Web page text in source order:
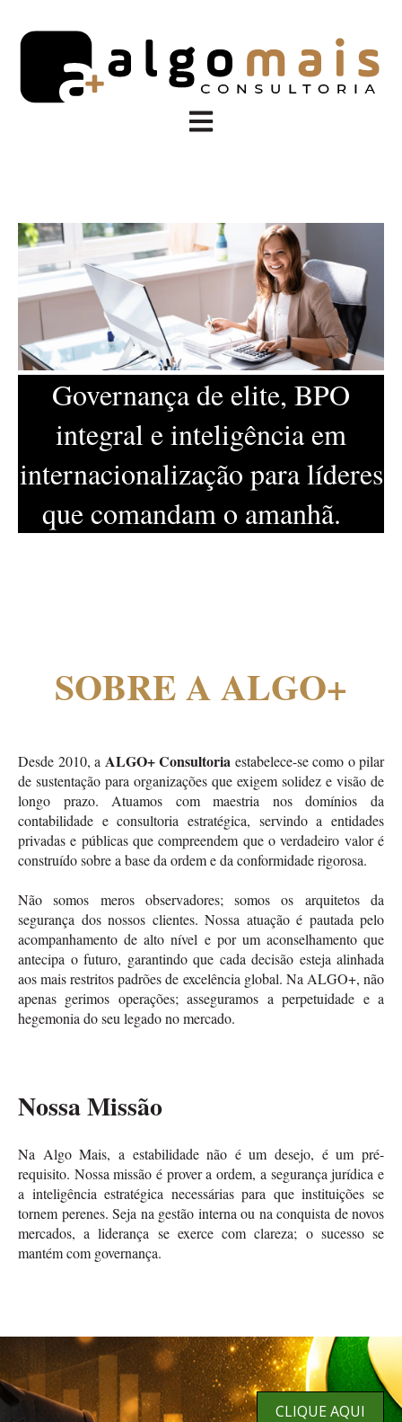
Abrir navegação principal
Governança de elite, BPO
integral e inteligência em
internacionalização para líderes
que comandam o amanhã.
SOBRE A ALGO+
Desde 2010, a ALGO+ Consultoria estabelece-se como o pilar
de sustentação para organizações que exigem solidez e visão de
longo prazo. Atuamos com maestria nos domínios da
contabilidade e consultoria estratégica, servindo a entidades
privadas e públicas que compreendem que o verdadeiro valor é
construído sobre a base da ordem e da conformidade rigorosa.
Não somos meros observadores; somos os arquitetos da
segurança dos nossos clientes. Nossa atuação é pautada pelo
acompanhamento de alto nível e por um aconselhamento que
antecipa o futuro, garantindo que cada decisão esteja alinhada
aos mais restritos padrões de excelência global. Na ALGO+, não
apenas gerimos operações; asseguramos a perpetuidade e a
hegemonia do seu legado no mercado.
Nossa Missão
Na Algo Mais, a estabilidade não é um desejo, é um pré-
requisito. Nossa missão é prover a ordem, a segurança jurídica e
a inteligência estratégica necessárias para que instituições se
tornem perenes. Seja na gestão interna ou na conquista de novos
mercados, a liderança se exerce com clareza; o sucesso se
mantém com governança.
CLIQUE AQUI